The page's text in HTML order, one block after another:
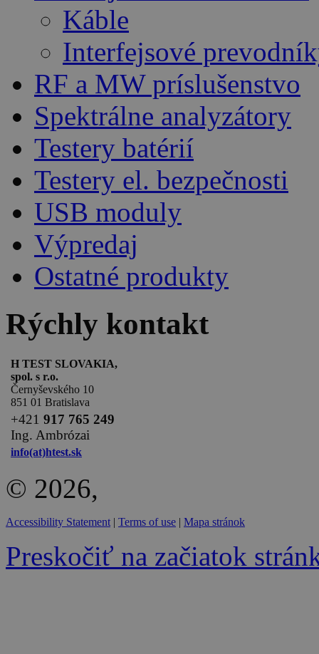
Káble
Interfejsové
RF a MW príslušenstvo
Spektrálne analyzátory
Testery batérií
Testery el. bezpečnosti
USB moduly
Výpredaj
Ostatné produkty
Rýchly kontakt
H TEST SLOVAKIA,
spol. s r.o.
Černyševského 10
851 01 Bratislava
+421 917 765 249
Ing. Ambrózai
info(at)htest.sk
© 2026,
Accessibility Statement | Terms of use | Mapa stránok
Preskočiť na začiatok